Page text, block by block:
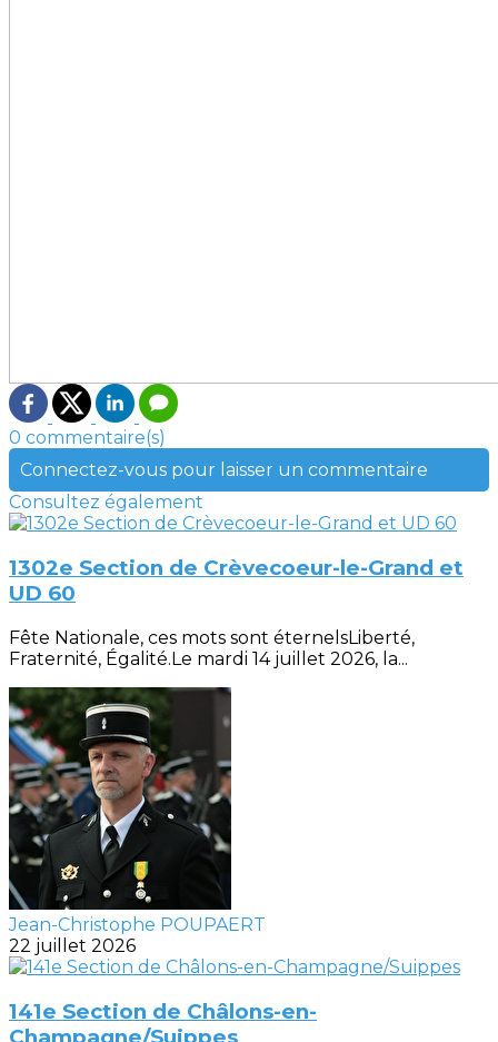
0 commentaire(s)
Connectez-vous pour laisser un commentaire
Consultez également
1302e Section de Crèvecoeur-le-Grand et
UD 60
Fête Nationale, ces mots sont éternelsLiberté,
Fraternité, Égalité.Le mardi 14 juillet 2026, la...
Jean-Christophe POUPAERT
22 juillet 2026
141e Section de Châlons-en-
Champagne/Suippes